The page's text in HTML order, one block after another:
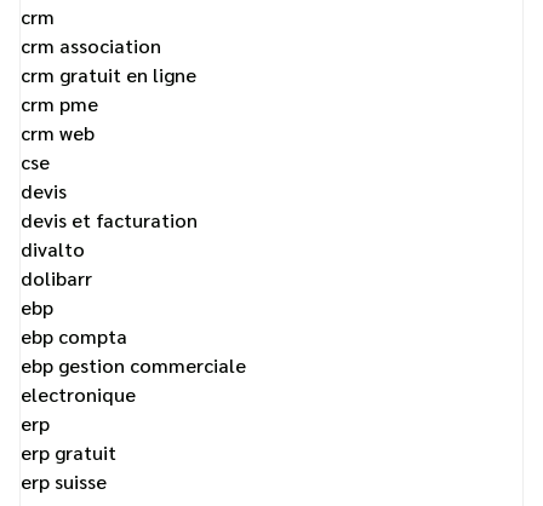
crm
crm association
crm gratuit en ligne
crm pme
crm web
cse
devis
devis et facturation
divalto
dolibarr
ebp
ebp compta
ebp gestion commerciale
electronique
erp
erp gratuit
erp suisse